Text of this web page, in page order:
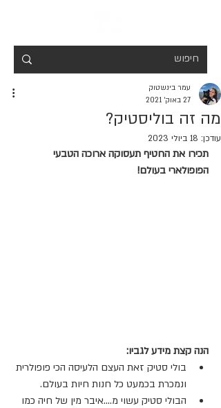
מה זה בוליסטיק?
עמר בינשטוק
27 באוק׳ 2021
עודכן: 18 ביולי 2023
תכירו את החטיף תעסוקה ארוכה הטבעי
הפופולארי בעולם!
הנה קצת מידע לגביו:
בולי סטיק זאת העצם הלעיסה הכי פופולרית
ונמכרת בכמעט כל חנות חיות בעולם.
הבולי סטיק עשוי מ....איבר מין של חיה כמו